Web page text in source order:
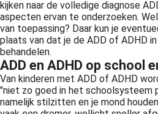
kijken naar de volledige diagnose
aspecten ervan te onderzoeken.
van toepassing? Daar kun je
plaats van dat je de ADD of ADHD
behandelen.
ADD en ADHD op school
Van kinderen met ADD of ADHD
"niet zo goed in het schoolsysteem
namelijk stilzitten en je mond